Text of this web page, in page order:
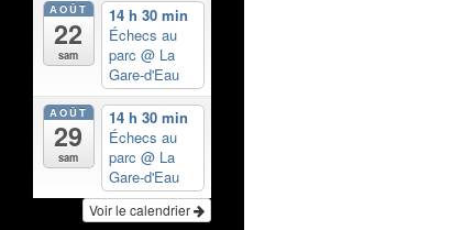
AOÛT
22
sam
14 h 30 min
Échecs au
parc @ La
Gare-d'Eau
AOÛT
29
sam
14 h 30 min
Échecs au
parc @ La
Gare-d'Eau
Voir le calendrier